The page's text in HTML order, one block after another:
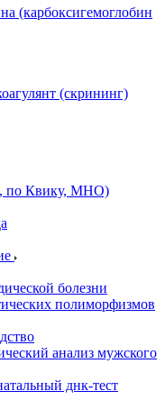
(карбоксигемоглобин
(скрининг)
по Квику, МНО)
болезни
полиморфизмов
анализ мужского
днк-тест